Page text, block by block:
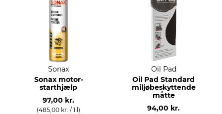
Sonax
Sonax motor-
starthjælp
97,00 kr.
(485,00 kr. / 1 l)
Oil Pad
Oil Pad Standard
miljøbeskyttende
måtte
94,00 kr.